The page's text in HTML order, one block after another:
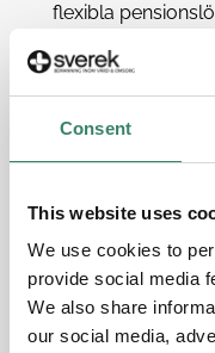
Consent
This website uses
We use cookies to
provide social media
We also share
our social media,
flexibla
har även
konsultchef.
Spännande och
ägna mer tid åt
administration.